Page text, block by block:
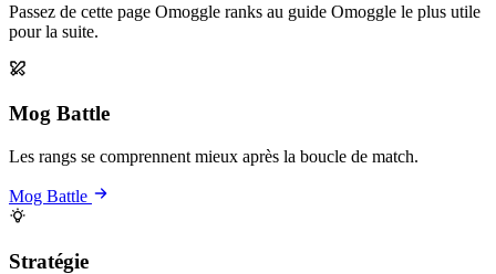
Passez de cette page Omoggle ranks au guide Omoggle le plus utile
pour la suite.
Mog Battle
Les rangs se comprennent mieux après la boucle de match.
Mog Battle
Stratégie